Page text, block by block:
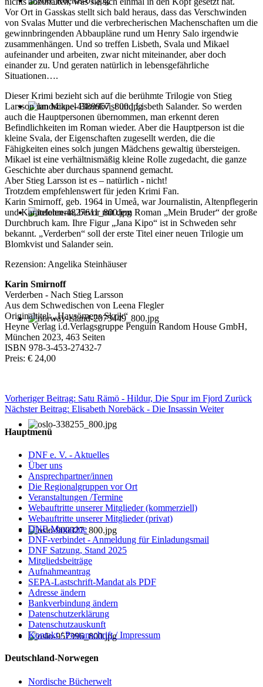
Vor Ort in Gasskas stellt sich bald heraus, dass das Verschwinden
von Svalas Mutter und die verbrecherischen Machenschaften um die
gewinnbringenden Abbaupläne rund um Henry Salo irgendwie
zusammenhängen. Und so treffen Lisbeth, Svala und Mikael
aufeinander und arbeiten, zwar nicht miteinander, aber doch
einander zu. Und geraten natürlich in lebensgefährliche
Situationen….
Dieser Krimi bezieht sich auf die berühmte Trilogie von Stieg
Larsson um Mikael Blomkvist und Lisbeth Salander. So werden
auch die Hauptpersonen übernommen, man erkennt deren
Befindlichkeiten im Roman wieder. Aber die Hauptperson ist die
kleine Svala, der Eigenschaften zugesellt werden, die die
Fähigkeiten eines solch jungen Mädchens gewaltig übersteigen.
Mikael ist eine verhältnismäßig kleine Rolle zugedacht, die ganze
Geschichte aber durchaus spannend gemacht.
Aber Stieg Larsson ist es – natürlich - nicht!
Trotzdem empfehlenswert für jeden Krimi Fan.
Karin Smirnoff, geb. 1964 in Umeå, war Journalistin, Altenpflegerin
und Karatelehrerin, bevor mit dem Roman „Mein Bruder“ der große
Durchbruch kam. Ihre Figur „Jana Kipo“ ist in Schweden sehr
bekannt. „Verderben“ soll der erste Titel einer neuen Trilogie um
Blomkvist und Salander sein.
Rezension: Angelika Steinhäuser
Karin Smirnoff
Verderben - Nach Stieg Larsson
Aus dem Schwedischen von Leena Flegler
Originaltitel: „Havsörnens Skrik“
Heyne Verlag i.d.Verlagsgruppe Penguin Random House GmbH,
München 2023, 463 Seiten
ISBN 978-3-453-27432-7
Preis: € 24,00
Vorheriger Beitrag: Satu Rämö - Hildur, Die Spur im Fjord Zurück
Nächster Beitrag: Elisabeth Norebäck - Die Insassin Weiter
Hauptmenü
DNF e. V. - Aktuelles
Über uns
Ansprechpartner/innen
Die Regionalgruppen vor Ort
Veranstaltungen /Termine
Webauftritte unserer Mitglieder (kommerziell)
Webauftritte unserer Mitglieder (privat)
DNF-Magazine
DNF-verbindet - Anmeldung für Einladungsmail
DNF Satzung, Stand 2025
Mitgliedsbeiträge
Aufnahmeantrag
SEPA-Lastschrift-Mandat als PDF
Adresse ändern
Bankverbindung ändern
Datenschutzerklärung
Datenschutzauskunft
Kontakt / Postanschrift / Impressum
Deutschland-Norwegen
Nordische Bücherwelt